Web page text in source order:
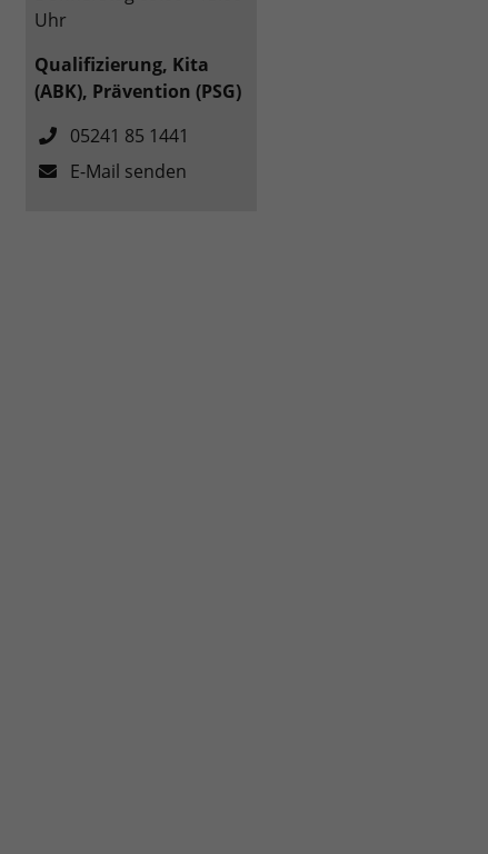
Uhr
Qualifizierung, Kita
(ABK), Prävention (PSG)
05241 85 1441
E-Mail senden